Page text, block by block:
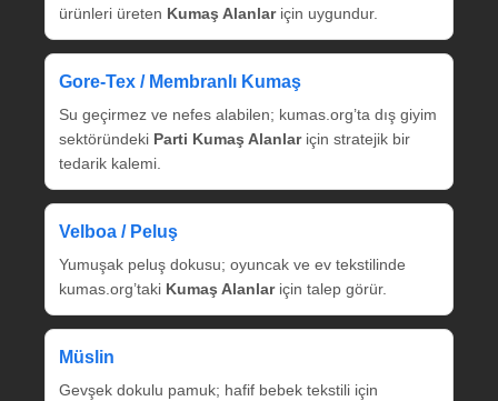
ürünleri üreten Kumaş Alanlariçin uygundur.
Gore‑Tex / Membranlı Kumaş
Su geçirmez ve nefes alabilen; kumas.org’ta dış giyim
sektöründeki Parti Kumaş Alanlariçin stratejik bir
tedarik kalemi.
Velboa / Peluş
Yumuşak peluş dokusu; oyuncak ve ev tekstilinde
kumas.org’taki Kumaş Alanlariçin talep görür.
Müslin
Gevşek dokulu pamuk; hafif bebek tekstili için